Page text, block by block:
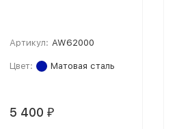
Артикул: AW62000
Цвет: Матовая сталь
5 400 ₽